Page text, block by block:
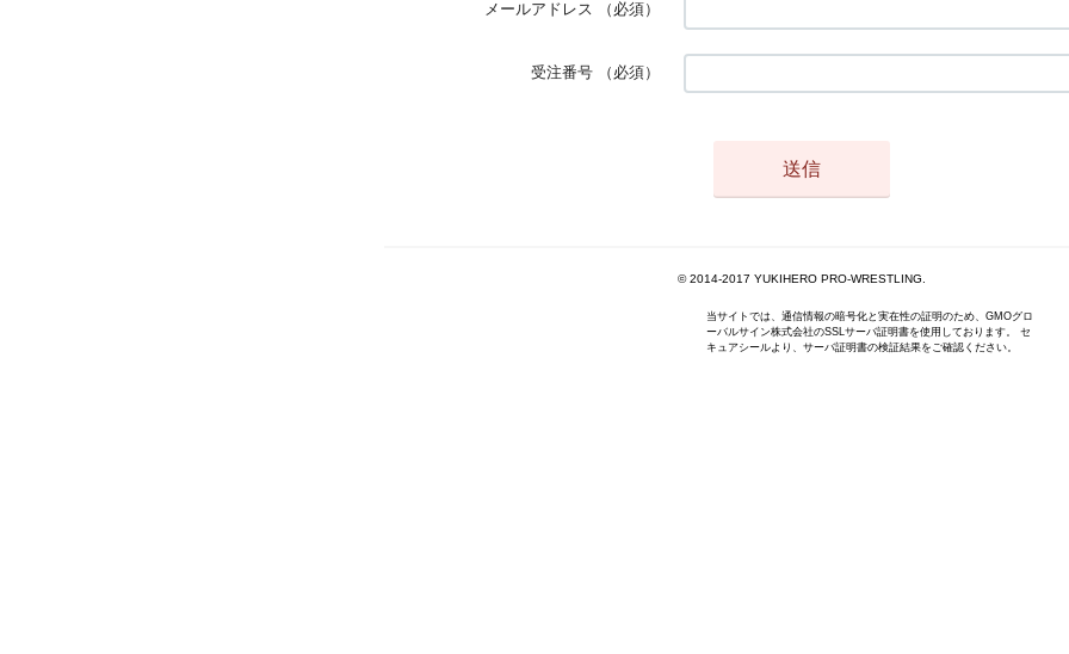
メールアドレス （必須）
受注番号 （必須）
© 2014-2017 YUKIHERO PRO-WRESTLING.
当サイトでは、通信情報の暗号化と実在性の証明のため、GMOグロ
ーバルサイン株式会社のSSLサーバ証明書を使用しております。 セ
キュアシールより、サーバ証明書の検証結果をご確認ください。